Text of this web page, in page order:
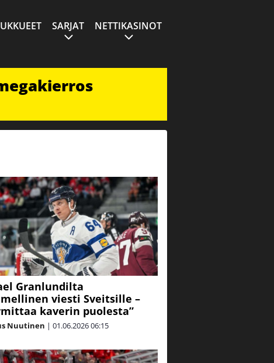
SARJAT NETTIKASINOT
Granlundilta
viesti Sveitsille –
kaverin puolesta”
Nuutinen | 01.06.202606:15